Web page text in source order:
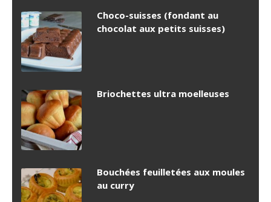
Choco-suisses (fondant au
chocolat aux petits suisses)
Briochettes ultra moelleuses
Bouchées feuilletées aux moules
au curry